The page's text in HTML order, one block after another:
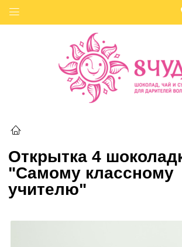
Открытка 4
"Самому классному
учителю"